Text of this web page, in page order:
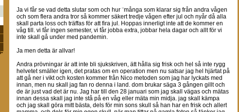
Ja vi får se vad detta slutar som och hur ¨många som klarar sig från andra vågen
och som flera andra tror så kommer säkert tredje vågen efter jul och nyår då alla
skall parta loss och träffas för att fira jul. Hoppas innerligt inte att de kommer en
våg till. vi får ingen semester, vi får jobba extra, jobbar hela dagar och allt för vi
inte skall gå under med pandemin.
Ja men detta är allvar!
Andra prövningar är att inte bli sjukskriven, ätt hålla sig frisk och hel så inte rygg
helvetet smäller igen, det pratas om en operation men nu satsar jag hel hjärtat på
att gå ner i vikt och kosten kommer från Nico metoden som jag har lyckats med
innan, men nu skall jag fan ro denna i land. dom brukar säga 3 gången gillt och
de är just vad det är nu. Jag har till den 28 januari som jag skall vägas och mätas
innan dessa skall jag inte stå på en våg eller mäta min midja. jag skall kämpa
och jag skall göra mitt bästa, dels för min sons skull så han har en frisk och allert